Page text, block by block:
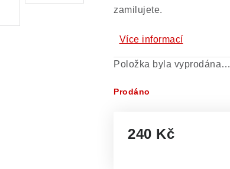
zamilujete.
Více informací
Položka byla vyprodána…
Prodáno
240 Kč